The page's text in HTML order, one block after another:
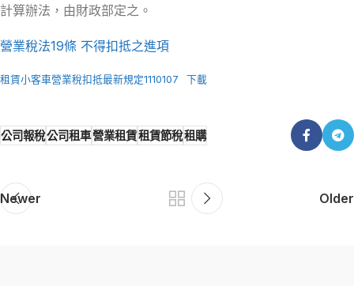
計算辦法，由財政部定之。
營業稅法19條 不得扣抵之進項
租賃小客車營業稅扣抵最新規定1110107 下載
公司報稅公司租車營業租賃租賃節稅租購
Newer Older